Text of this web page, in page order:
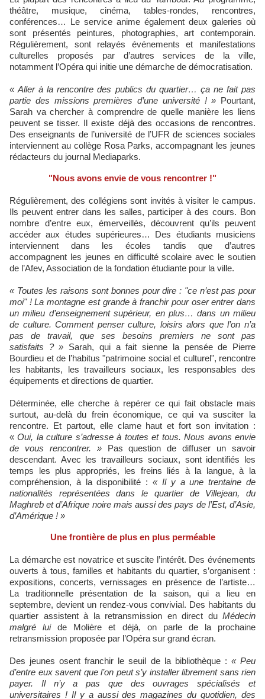
théâtre, musique, cinéma, tables-rondes, rencontres,
conférences… Le service anime également deux galeries où
sont présentés peintures, photographies, art contemporain.
Régulièrement, sont relayés événements et manifestations
culturelles proposés par d’autres services de la ville,
notamment l’Opéra qui initie une démarche de démocratisation.
« Aller à la rencontre des publics du quartier… ça ne fait pas
partie des missions premières d’une université ! » Pourtant,
Sarah va chercher à comprendre de quelle manière les liens
peuvent se tisser. Il existe déjà des occasions de rencontres.
Des enseignants de l’université de l’UFR de sciences sociales
interviennent au collège Rosa Parks, accompagnant les jeunes
rédacteurs du journal Mediaparks.
"Nous avons envie de vous rencontrer !"
Régulièrement, des collégiens sont invités à visiter le campus.
Ils peuvent entrer dans les salles, participer à des cours. Bon
nombre d’entre eux, émerveillés, découvrent qu’ils peuvent
accéder aux études supérieures… Des étudiants musiciens
interviennent dans les écoles tandis que d’autres
accompagnent les jeunes en difficulté scolaire avec le soutien
de l’Afev, Association de la fondation étudiante pour la ville.
« Toutes les raisons sont bonnes pour dire : "ce n’est pas pour
moi" ! La montagne est grande à franchir pour oser entrer dans
un milieu d’enseignement supérieur, en plus… dans un milieu
de culture. Comment penser culture, loisirs alors que l’on n’a
pas de travail, que ses besoins premiers ne sont pas
satisfaits ? » Sarah, qui a fait sienne la pensée de Pierre
Bourdieu et de l’habitus "patrimoine social et culturel", rencontre
les habitants, les travailleurs sociaux, les responsables des
équipements et directions de quartier.
Déterminée, elle cherche à repérer ce qui fait obstacle mais
surtout, au-delà du frein économique, ce qui va susciter la
rencontre. Et partout, elle clame haut et fort son invitation :
« Oui, la culture s’adresse à toutes et tous. Nous avons envie
de vous rencontrer. »Pas question de diffuser un savoir
descendant. Avec les travailleurs sociaux, sont identifiés les
temps les plus appropriés, les freins liés à la langue, à la
compréhension, à la disponibilité : « Il y a une trentaine de
nationalités représentées dans le quartier de Villejean, du
Maghreb et d’Afrique noire mais aussi des pays de l’Est, d’Asie,
d’Amérique ! »
Une frontière de plus en plus perméable
La démarche est novatrice et suscite l’intérêt. Des événements
ouverts à tous, familles et habitants du quartier, s’organisent :
expositions, concerts, vernissages en présence de l’artiste…
La traditionnelle présentation de la saison, qui a lieu en
septembre, devient un rendez-vous convivial. Des habitants du
quartier assistent à la retransmission en direct du Médecin
malgré luide Molière et déjà, on parle de la prochaine
retransmission proposée par l’Opéra sur grand écran.
Des jeunes osent franchir le seuil de la bibliothèque : « Peu
d’entre eux savent que l’on peut s’y installer librement sans rien
payer. Il n’y a pas que des ouvrages spécialisés et
universitaires ! Il y a aussi des magazines du quotidien, des